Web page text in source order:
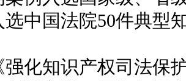
选中国法院50件典型
知识产权司法保护